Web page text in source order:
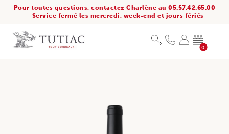
Pour toutes questions, contactez Charlène au 05.57.42.65.00
– Service fermé les mercredi, week-end et jours fériés
0